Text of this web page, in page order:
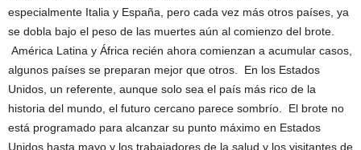
especialmente Italia y España, pero cada vez más otros países, ya
se dobla bajo el peso de las muertes aún al comienzo del brote.
América Latina y África recién ahora comienzan a acumular casos,
algunos países se preparan mejor que otros. En los Estados
Unidos, un referente, aunque solo sea el país más rico de la
historia del mundo, el futuro cercano parece sombrío. El brote no
está programado para alcanzar su punto máximo en Estados
Unidos hasta mayo y los trabajadores de la salud y los visitantes de